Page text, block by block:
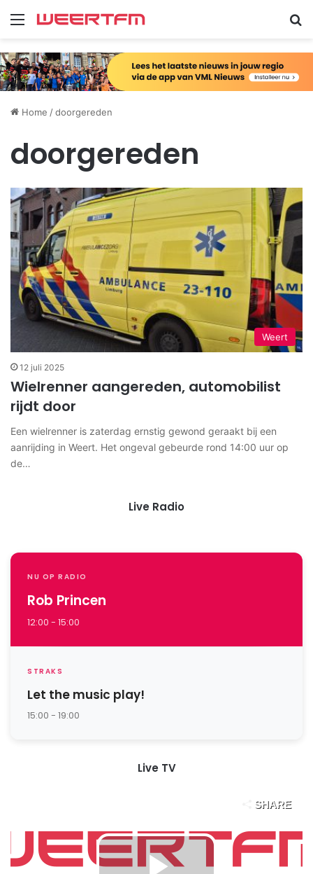
Menu
Home /doorgereden
doorgereden
Weert
12 juli 2025
Wielrenner aangereden, automobilist
rijdt door
Een wielrenner is zaterdag ernstig gewond geraakt bij een
aanrijding in Weert. Het ongeval gebeurde rond 14:00 uur op
de…
Live Radio
NU OP RADIO
Rob Princen
12:00 - 15:00
STRAKS
Let the music play!
15:00 - 19:00
Live TV